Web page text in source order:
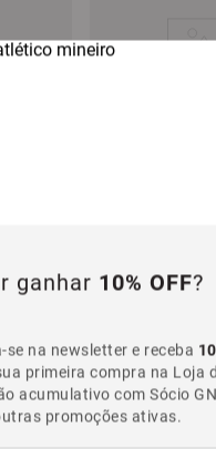
ganhar 10% OFF?
se na newsletter e receba
primeira compra na Loja
acumulativo com Sócio
promoções ativas.
Pingente Galo Volpi
R$ 189, 99
ADICIONAR